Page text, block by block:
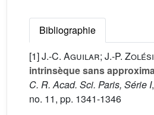
Bibliographie
[1]J.-C. Aguilar; J.-P.
intrinsèque sans
C. R. Acad. Sci. Paris, Série I
no. 11, pp. 1341-1346